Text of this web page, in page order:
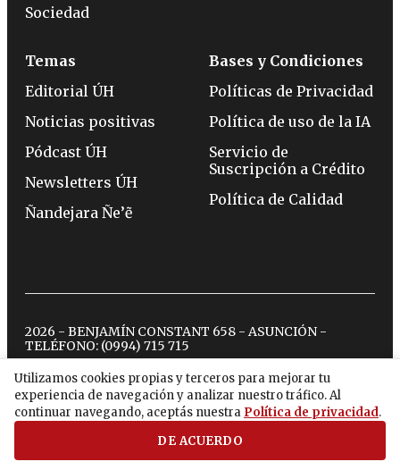
Utilizamos cookies propias y terceros para mejorar tu
experiencia de navegación y analizar nuestro tráfico. Al
continuar navegando, aceptás nuestra Política de privacidad.
DE ACUERDO
Sociedad
Temas
Editorial ÚH
Noticias positivas
Pódcast ÚH
Newsletters ÚH
Ñandejara Ñe’ẽ
Bases y Condiciones
Políticas de Privacidad
Política de uso de la IA
Servicio de
Suscripción a Crédito
Política de Calidad
2026 - BENJAMÍN CONSTANT 658 - ASUNCIÓN -
TELÉFONO: (0994) 715 715
twitterinstagram
facebook
tiktokyoutubespotify